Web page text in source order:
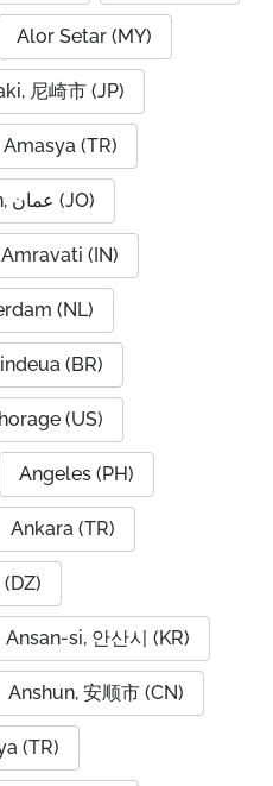
Alor Setar (MY)
尼崎市 (JP)
Amasya (TR)
Amman, عمان (JO)
Amravati (IN)
(NL)
(BR)
(US)
Angeles (PH)
Ankara (TR)
Annaba, ⵄⴻⵍⵍⴰⴱⴰ عنابة (DZ)
Ansan-si, 안산시 (KR)
Anshun, 安顺市 (CN)
(TR)